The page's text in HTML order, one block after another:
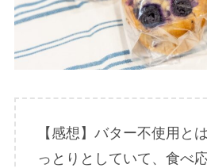
【感想】バター不使用と
っとりとしていて、食べ